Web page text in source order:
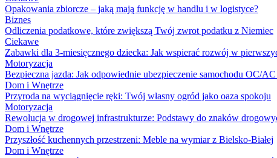
Opakowania zbiorcze – jaką mają funkcję w handlu i w logistyce?
Biznes
Odliczenia podatkowe, które zwiększą Twój zwrot podatku z Niemiec
Ciekawe
Zabawki dla 3-miesięcznego dziecka: Jak wspierać rozwój w
Motoryzacja
Bezpieczna jazda: Jak odpowiednie ubezpieczenie samochodu OC/
Dom i Wnętrze
Przyroda na wyciągnięcie ręki: Twój własny ogród jako oaza spokoju
Motoryzacja
Rewolucja w drogowej infrastrukturze: Podstawy do znaków
Dom i Wnętrze
Przyszłość kuchennych przestrzeni: Meble na wymiar z Bielsko-Białej
Dom i Wnętrze